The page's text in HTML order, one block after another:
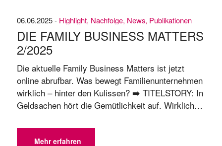
06.06.2025 - Highlight, Nachfolge, News, Publikationen
DIE FAMILY BUSINESS MATTERS
2/​2025
Die aktuelle Family Business Matters ist jetzt
online abrufbar. Was bewegt Familienunternehmen
wirklich – hinter den Kulissen? ➡️ TITELSTORY: In
Geldsachen hört die Gemütlichkeit auf. Wirklich?
Ausschüttungspolitik von Familienunternehmen 📍
Vom Baum der Vorfahren pflücken, über die
Mehr erfahren